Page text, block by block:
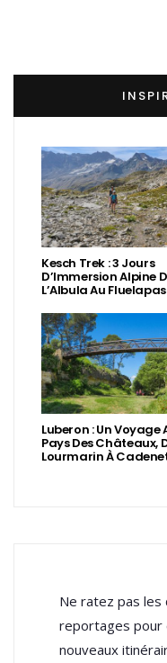
Kesch Trek : 3 Jours
D’Immersion Alpine
L’Albula Au
Luberon : Un Voyage
Pays Des Châteaux,
Lourmarin À
Ne ratez pas
reportages pour
nouveaux